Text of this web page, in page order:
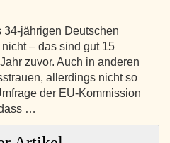
34-jährigen Deutschen
– das sind gut 15
zuvor. Auch in anderen
allerdings nicht so
der EU-Kommission
…